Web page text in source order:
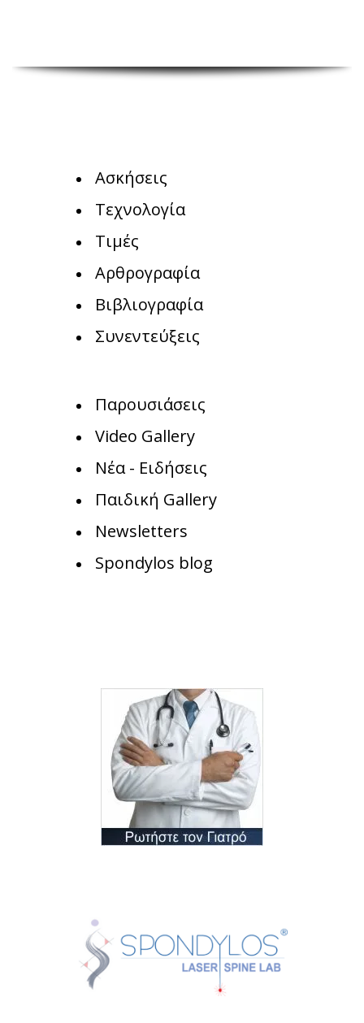
Ασκήσεις
Τεχνολογία
Τιμές
Αρθρογραφία
Βιβλιογραφία
Συνεντεύξεις
Παρουσιάσεις
Video Gallery
Νέα - Ειδήσεις
Παιδική Gallery
Newsletters
Spondylos blog